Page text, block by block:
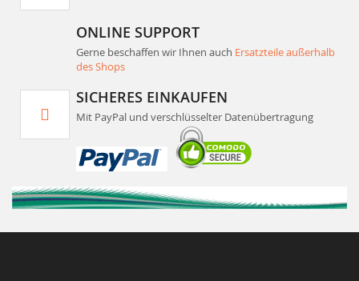
ONLINE SUPPORT
Gerne beschaffen wir Ihnen auch Ersatzteile außerhalb
des Shops
SICHERES EINKAUFEN
Mit PayPal und verschlüsselter Datenübertragung